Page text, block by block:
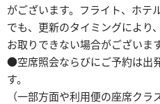
がございます。フライト、ホテ
でも、更新のタイミングにより
お取りできない場合がございます
●空席照会ならびにご予約は出
す。
（一部方面や利用便の座席ク